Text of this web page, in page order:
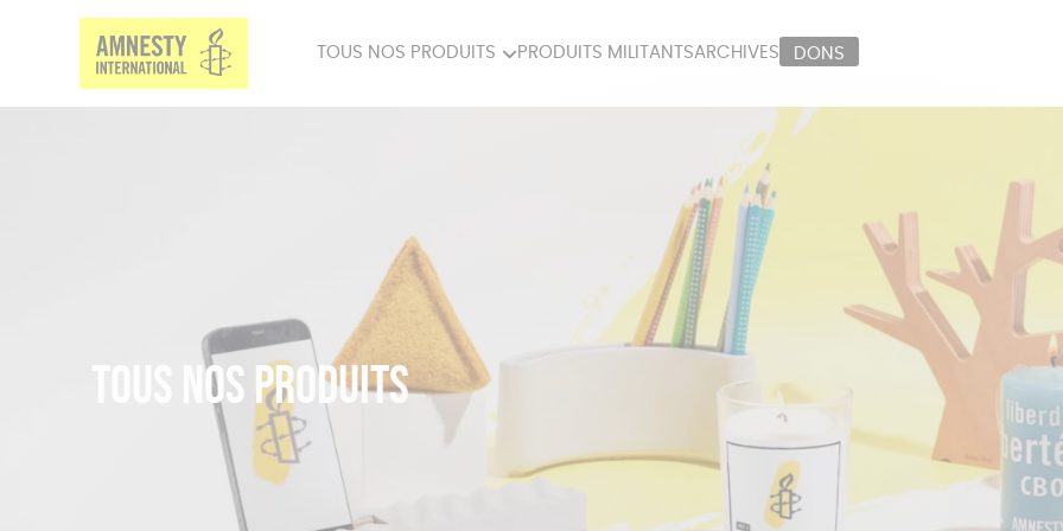
TOUS NOS PRODUITS
PAPETERIE
ÉPICERIE
PRODUITS MILITANTSARCHIVES DONS
Tous nos produits